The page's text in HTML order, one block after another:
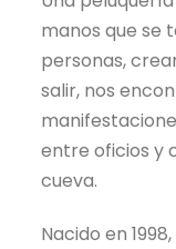
manos que se
personas,
salir, nos
entre oficios y
cueva.
Nacido en